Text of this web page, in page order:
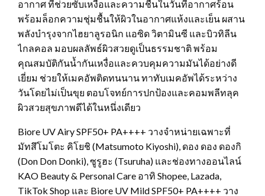
อากาศ ที่ช่วยซับเหงื่อและความชื้นในวันที่อากาศร้อน
พร้อมล็อกความชุ่มชื้นให้ผิวในอากาศแห้งและเย็น ผสาน
พลังบำรุงจากไฮยาลูรอนิก แอซิด วิตามินซี และบิวทิลีน
ไกลคอล มอบผลลัพธ์ผิวสวยดูเป็นธรรมชาติ พร้อม
คุณสมบัติกันน้ำกันเหงื่อและควบคุมความมันได้อย่างดี
เยี่ยม ช่วยให้เมคอัพติดทนนาน ทาทับเมคอัพได้ระหว่าง
วันโดยไม่เป็นขุย ตอบโจทย์การปกป้องและคอมพลีทลุค
ผิวสวยสุขภาพดีได้ในหนึ่งเดียว
Biore UV Airy SPF50+ PA++++ วางจำหน่ายเฉพาะที่
มัทสึโมโตะ คิโยชิ (Matsumoto Kiyoshi), ดอง ดอง ดองกิ
(Don Don Donki), ซูรูฮะ (Tsuruha) และช่องทางออนไลน์
KAO Beauty & Personal Care อาทิ Shopee, Lazada,
TikTok Shop และ Biore UV Mild SPF50+ PA++++ วาง